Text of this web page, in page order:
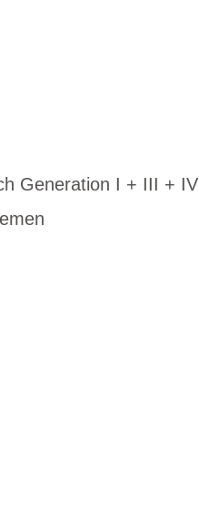
Generation I + III + IV